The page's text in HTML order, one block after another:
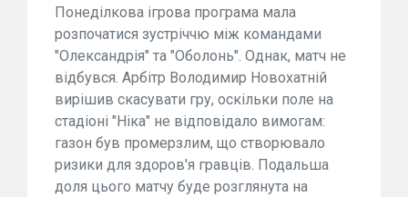
Понеділкова ігрова програма мала
розпочатися зустріччю між командами
"Олександрія" та "Оболонь". Однак, матч не
відбувся. Арбітр Володимир Новохатній
вирішив скасувати гру, оскільки поле на
стадіоні "Ніка" не відповідало вимогам:
газон був промерзлим, що створювало
ризики для здоров'я гравців. Подальша
доля цього матчу буде розглянута на